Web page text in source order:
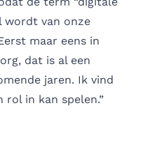
wordt van onze
maar eens in
dat is al een
jaren. Ik vind
rol in kan spelen.”